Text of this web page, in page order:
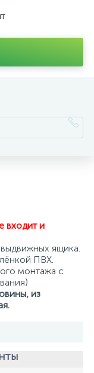
входит и
ящика.
ПВХ.
монтажа с
из